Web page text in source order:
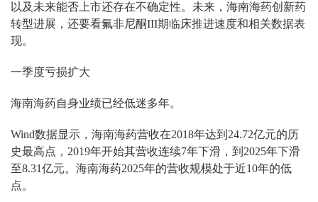
以及未来能否上市还存在不确定性。未来，海南海药创新药
转型进展，还要看氟非尼酮III期临床推进速度和相关数据表
现。
一季度亏损扩大
海南海药自身业绩已经低迷多年。
Wind数据显示，海南海药营收在2018年达到24.72亿元的历
史最高点，2019年开始其营收连续7年下滑，到2025年下滑
至8.31亿元。海南海药2025年的营收规模处于近10年的低
点。